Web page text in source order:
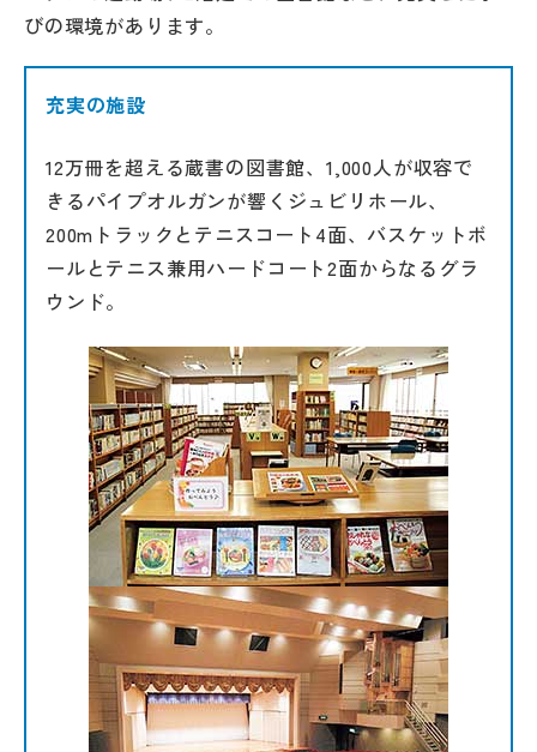
その他
お問い合わせ
個人情報保護方針
サイトマップ
運営会社
びの環境があります。
充実の施設
12万冊を超える蔵書の図書館、1,000人が収容で
きるパイプオルガンが響くジュビリホール、
200mトラックとテニスコート4面、バスケットボ
ールとテニス兼用ハードコート2面からなるグラ
ウンド。